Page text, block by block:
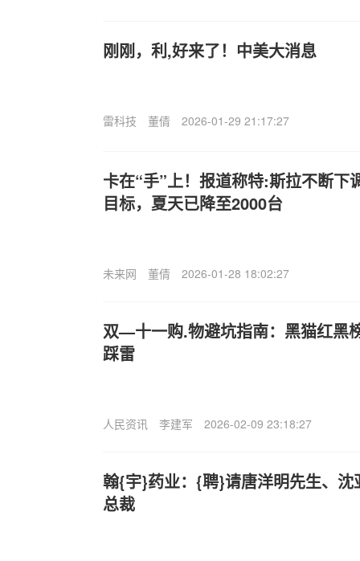
刚刚，利,好来了！中美大消息
雷科技 董倩 2026-01-29 21:17:27
卡在“手”上！报道称特:斯拉不断下
目标，夏天已降至2000台
未来网 董倩 2026-01-28 18:02:27
双—十一购.物避坑指南：黑猫红黑
踩雷
人民资讯 李建军 2026-02-09 23:18:27
翰{宇}药业：{聘}请唐洋明先生、沈
总裁